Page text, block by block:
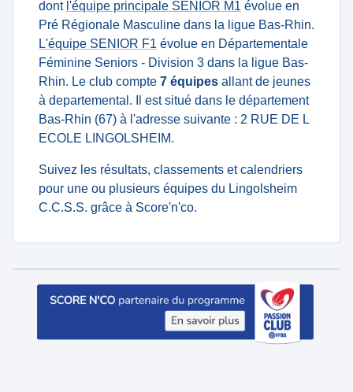
dont l'équipe principale SENIOR M1 évolue en
Pré Régionale Masculine dans la ligue Bas-Rhin.
L'équipe SENIOR F1 évolue en Départementale
Féminine Seniors - Division 3 dans la ligue Bas-
Rhin. Le club compte 7 équipes allant de jeunes
à departemental. Il est situé dans le département
Bas-Rhin (67) à l'adresse suivante : 2 RUE DE L
ECOLE LINGOLSHEIM.
Suivez les résultats, classements et calendriers
pour une ou plusieurs équipes du Lingolsheim
C.C.S.S. grâce à Score'n'co.